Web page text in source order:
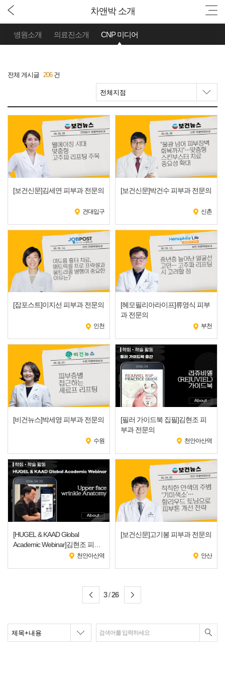
차앤박 소개
병원소개 의료진소개 CNP 미디어
전체 게시글 206건
[보건신문]김세연 피부과 전문의
건대입구
[보건신문]박건수 피부과 전문의
신촌
[잡포스트]이지선 피부과 전문의
인천
[헤모필리아라이프]류영식 피부
과 전문의
부천
[비건뉴스]박세영 피부과 전문의
수원
[필러 가이드북 집필]김현조 피
부과 전문의
천안아산역
[HUGEL & KAAD Global
Academic Webinar]김현조 피부
천안아산역
[보건신문]고기봉 피부과 전문의
안산
3/26